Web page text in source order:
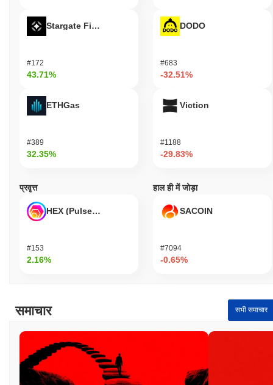
Oia Oia Cat का मूल्य सीमा इतिहास क्या है?
सर्वकालिक निम्न (ATL):
व्यापक क्रिप्टो बाजार की तुलना में Oia Oia Cat कैसा प्रदर्शन कर
पिछले 7 दिनों में, Oia Oia Cat ने
बढ़ा, समग्र क्रिप्टो बाजार जिसने
0.78%की गिरावट दर्ज की से बेहतर प्रदर्शन किया। यह व्यापक बाजार गति के
Stargate Finance
#172
43.71%
ETHGas
#389
32.35%
DODO
#683
-32.51%
Viction
#1188
-29.83%
प्रवृत्त
HEX (Pulsechain)
#153
2.16%
हाल ही में जोड़ा
SACOIN
#7094
-0.65%
समाचार सभी समाचार